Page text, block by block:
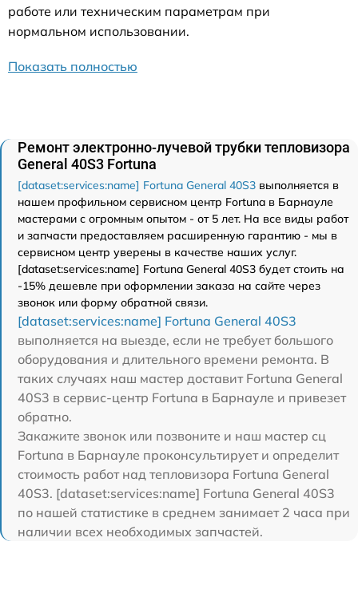
работе или техническим параметрам при
нормальном использовании.
Показать полностью
Ремонт электронно-лучевой трубки тепловизора
General 40S3 Fortuna
[dataset:services:name] Fortuna General 40S3 выполняется в
нашем профильном сервисном центр Fortuna в Барнауле
мастерами с огромным опытом - от 5 лет. На все виды работ
и запчасти предоставляем расширенную гарантию - мы в
сервисном центр уверены в качестве наших услуг.
[dataset:services:name] Fortuna General 40S3 будет стоить на
-15% дешевле при оформлении заказа на сайте через
звонок или форму обратной связи.
[dataset:services:name] Fortuna General 40S3
выполняется на выезде, если не требует большого
оборудования и длительного времени ремонта. В
таких случаях наш мастер доставит Fortuna General
40S3 в сервис-центр Fortuna в Барнауле и привезет
обратно.
Закажите звонок или позвоните и наш мастер сц
Fortuna в Барнауле проконсультирует и определит
стоимость работ над тепловизора Fortuna General
40S3. [dataset:services:name] Fortuna General 40S3
по нашей статистике в среднем занимает 2 часа при
наличии всех необходимых запчастей.